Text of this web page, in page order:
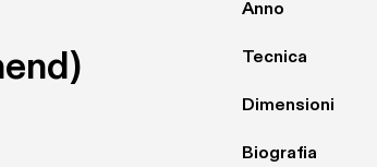
Anno
Tecnica
Dimensioni
Biografia